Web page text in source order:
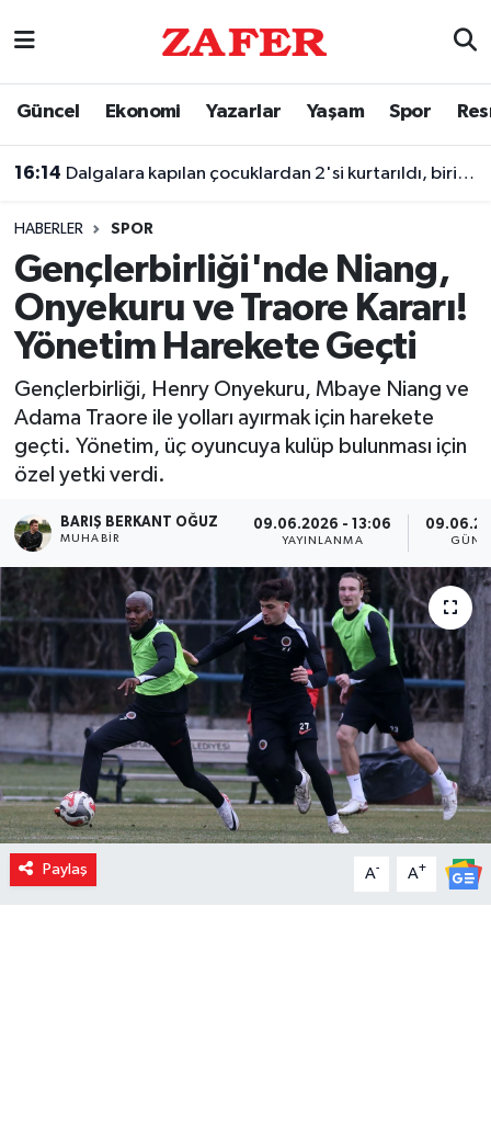
Güncel Ekonomi Yazarlar Yaşam Spor
16:14 Dalgalara kapılan çocuklardan 2'si kurtarıldı, biri kayboldu
HABERLER SPOR
Gençlerbirliği'nde Niang,
Onyekuru ve Traore Kararı!
Yönetim Harekete Geçti
Gençlerbirliği, Henry Onyekuru, Mbaye Niang ve
Adama Traore ile yolları ayırmak için harekete
geçti. Yönetim, üç oyuncuya kulüp bulunması için
özel yetki verdi.
BARIŞ BERKANT OĞUZ
MUHABIR
09.06.2026 - 13:06
YAYINLANMA
Paylaş A- A+
Nöbetçi Eczaneler
Trafik Durumu
Süper Lig Puan Durumu ve Fikstür
Tüm Manşetler
Son Dakika Haberleri
Haber Arşivi